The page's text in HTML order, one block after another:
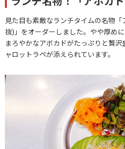
見た目も素敵なランチタイムの名物
抜)」をオーダーしました。やや厚め
まろやかなアボカドがたっぷりと贅
ャロットラペが添えられています。